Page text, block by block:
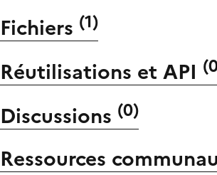
Fichiers (1)
Réutilisations et API (
Discussions (0)
Ressources